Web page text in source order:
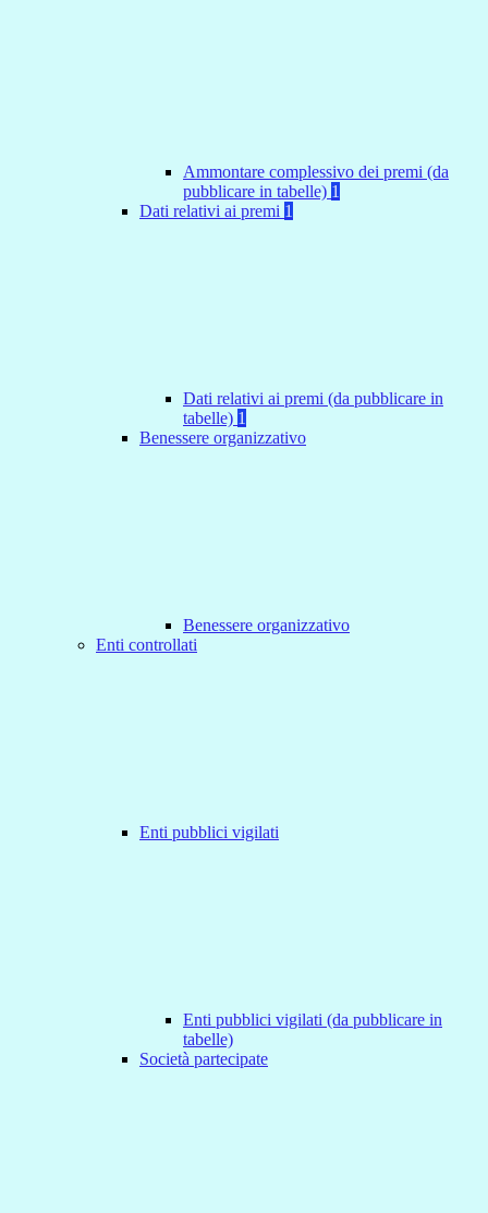
Ammontare complessivo dei premi (da
pubblicare in tabelle) 1
Dati relativi ai premi 1
Dati relativi ai premi (da pubblicare in
tabelle) 1
Benessere organizzativo
Benessere organizzativo
Enti controllati
Enti pubblici vigilati
Enti pubblici vigilati (da pubblicare in
tabelle)
Società partecipate